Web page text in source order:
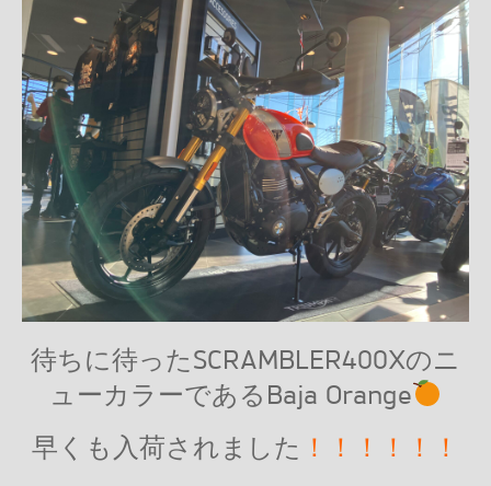
待ちに待ったSCRAMBLER400Xのニ
ューカラーであるBaja Orange
早くも入荷されました ！！！！！！